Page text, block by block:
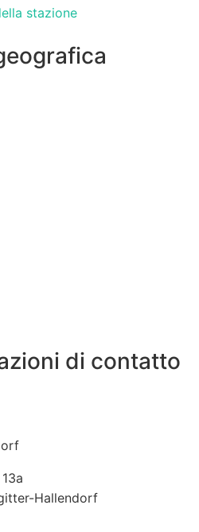
stazione
di contatto
Hallendorf